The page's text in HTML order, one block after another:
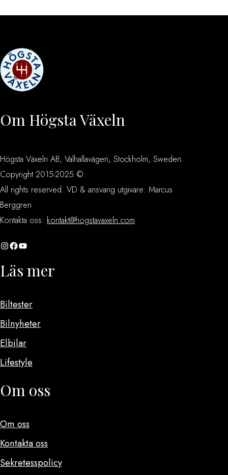
Om Högsta Växeln
Högsta Växeln AB, Valhallavägen, Stockholm, Sweden.
Copyright 2015-2025 ©.
All rights reserved. VD & ansvarig utgivare: Marcus
Berggren
Kontakta oss: kontakt@hogstavaxeln.com
InstagramFacebook YouTube
Läs mer
Biltester
Bilnyheter
Elbilar
Lifestyle
Om oss
Om oss
Kontakta oss
Sekretesspolicy